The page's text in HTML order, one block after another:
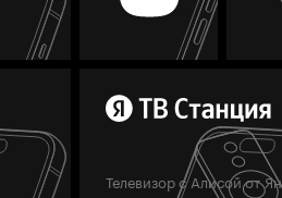
Телевизор с Алисой от